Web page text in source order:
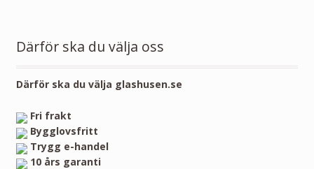
Därför ska du välja oss
Därför ska du välja glashusen.se
Fri frakt
Bygglovsfritt
Trygg e-handel
10 års garanti